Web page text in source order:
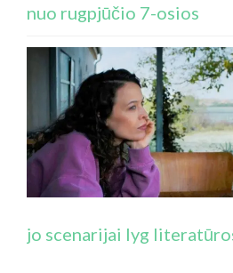
nuo rugpjūčio 7-osios
jo scenarijai lyg